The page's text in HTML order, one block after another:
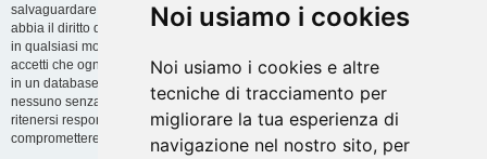
Noi usiamo i cookies
Noi usiamo i cookies e altre
tecniche di tracciamento per
migliorare la tua esperienza di
navigazione nel nostro sito, per
salvaguardare e rinforzare queste condizioni. Accetti che “Gommoni e motori”
abbia il diritto di rimuovere, riscrivere, spostare o chiudere qualsiasi argomento
in qualsiasi momento lo ritenga necessario. Come fruitore di questo servizio,
accetti che ogni informazione (dato personale) tu abbia inviato sia conservata
in un database. Al contempo queste informazioni non saranno divulgate a
nessuno senza il tuo consenso, né “Gommoni e motori” o phpBB sono da
ritenersi responsabili per qualsiasi violazione al sistema che possa
compromettere queste informazioni.